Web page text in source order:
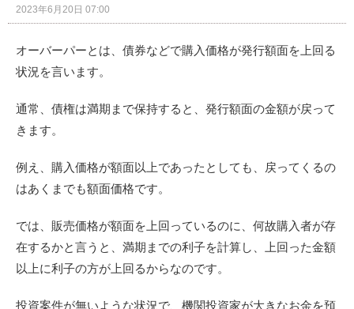
2023年6月20日 07:00
オーバーパーとは、債券などで購入価格が発行額面を上回る
状況を言います。
通常、債権は満期まで保持すると、発行額面の金額が戻って
きます。
例え、購入価格が額面以上であったとしても、戻ってくるの
はあくまでも額面価格です。
では、販売価格が額面を上回っているのに、何故購入者が存
在するかと言うと、満期までの利子を計算し、上回った金額
以上に利子の方が上回るからなのです。
投資案件が無いような状況で、機関投資家が大きなお金を預